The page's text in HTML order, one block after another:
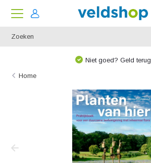
Niet goed? Geld terug
Home